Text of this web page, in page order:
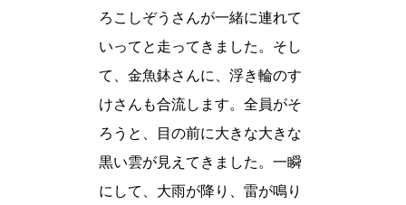
ろこしぞうさんが一緒に連れて
いってと走ってきました。そし
て、金魚鉢さんに、浮き輪のす
けさんも合流します。全員がそ
ろうと、目の前に大きな大きな
黒い雲が見えてきました。一瞬
にして、大雨が降り、雷が鳴り